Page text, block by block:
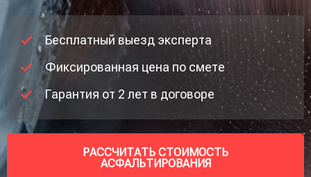
Бесплатный выезд эксперта
Фиксированная цена по смете
Гарантия от 2 лет в договоре
РАССЧИТАТЬ СТОИМОСТЬ
АСФАЛЬТИРОВАНИЯ